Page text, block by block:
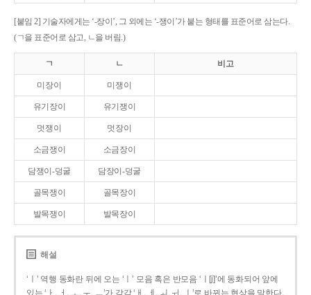
[붙임 2] 기술자에게는 ‘-장이’, 그 외에는 ‘-쟁이’가 붙는 형태를 표준어로 삼는다.
(ㄱ을 표준어로 삼고, ㄴ을 버림.)
ㄱ ㄴ 비고
미장이 미쟁이
유기장이 유기쟁이
멋쟁이 멋장이
소금쟁이 소금장이
담쟁이-덩굴 담장이-덩굴
골목쟁이 골목장이
발목쟁이 발목장이
해설
‘ㅣ’ 역행 동화란 뒤에 오는 ‘ㅣ’ 모음 혹은 반모음 ‘ㅣ[j]’에 동화되어 앞에
있는 ‘ㅏ, ㅓ, ㅗ, ㅜ, ㅡ’가 각각 ‘ㅐ, ㅔ, ㅚ, ㅟ, ㅣ’로 바뀌는 현상을 말한다.